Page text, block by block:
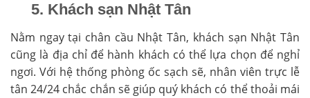
5. Khách sạn Nhật Tân
Nằm ngay tại chân cầu Nhật Tân, khách sạn Nhật Tân
cũng là địa chỉ để hành khách có thể lựa chọn để nghỉ
ngơi. Với hệ thống phòng ốc sạch sẽ, nhân viên trực lễ
tân 24/24 chắc chắn sẽ giúp quý khách có thể thoải mái